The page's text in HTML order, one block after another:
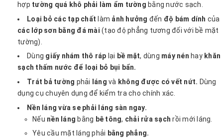
hợp tường quá khô phải làm ẩm tường bằng nước sạch.
Loại bỏ các tạp chất làm ảnh hưởng đến độ bám dính của
các lớp sơn bằng đá mài (tạo độ phẳng tương đối với bề mặt
tường).
Dùng giấy nhám thô ráp lại bề mặt, dùng máy nén hay khăn
sạch thấm nước để loại bỏ bụi bẩn.
Trát bả tường phải láng và không được có vết nứt. Dùng
dụng cụ chuyên dụng để kiểm tra cho chính xác.
Nền láng vừa se phải láng sàn ngay.
Nếu nền lángbằng bê tông, chải rửa sạch rồi mới láng.
Yêu cầu mặt láng phải bằng phẳng.